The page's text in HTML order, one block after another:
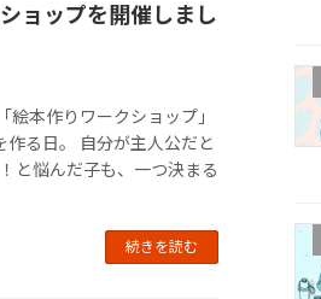
ョップを開催しまし
本作りワークショップ」
る日。 自分が主人公だと
と悩んだ子も、一つ決まる
続きを読む